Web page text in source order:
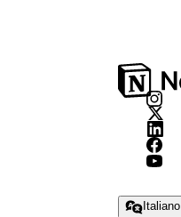
Italiano